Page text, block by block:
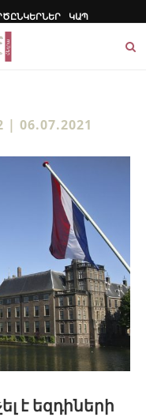
ԿԱՊ
| 06.07.2021
է եզդիների